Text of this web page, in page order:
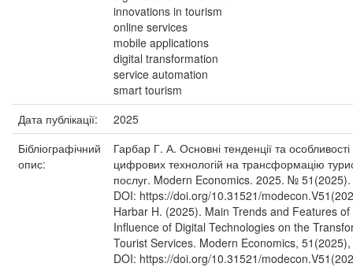
innovations in tourism
online services
mobile applications
digital transformation
service automation
smart tourism
Дата публікації:
2025
Бібліографічний
опис:
Гарбар Г. А. Основні тенденції та
цифрових технологій на трансформацію
послуг. Modern Economics. 2025. №
DOI: https://doi.org/10.31521/
Harbar H. (2025). Main Trends and Features of
Influence of Digital Technologies on the
Tourist Services. Modern Economics,
DOI: https://doi.org/10.31521/